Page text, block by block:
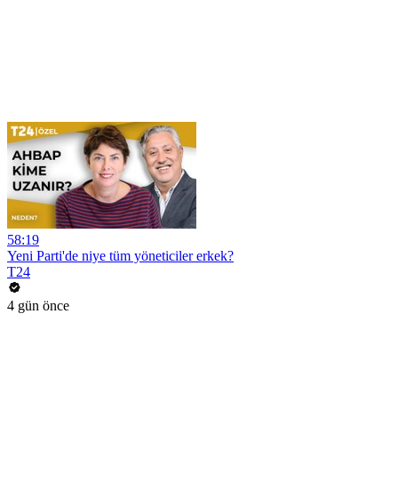
58:19
Yeni Parti'de niye tüm yöneticiler erkek?
T24
4 gün önce